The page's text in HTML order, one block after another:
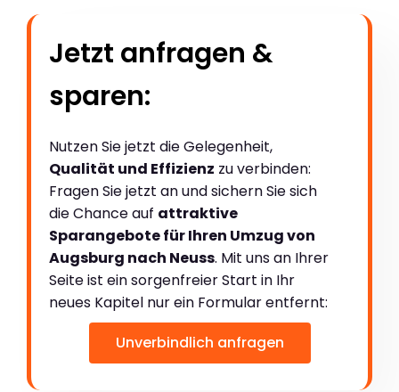
Jetzt anfragen &
sparen:
Nutzen Sie jetzt die Gelegenheit,
Qualität und Effizienz zu verbinden:
Fragen Sie jetzt an und sichern Sie sich
die Chance auf attraktive
Sparangebote für Ihren Umzug von
Augsburg nach Neuss. Mit uns an Ihrer
Seite ist ein sorgenfreier Start in Ihr
neues Kapitel nur ein Formular entfernt:
Unverbindlich anfragen